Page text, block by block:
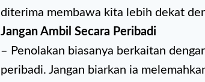
diterima membawa kita lebih dekat
Jangan Ambil Secara Peribadi
– Penolakan biasanya berkaitan
peribadi. Jangan biarkan ia